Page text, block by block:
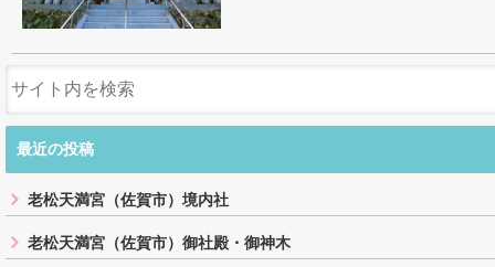
最近の投稿
老松天満宮（佐賀市）境内社
老松天満宮（佐賀市）御社殿・御神木